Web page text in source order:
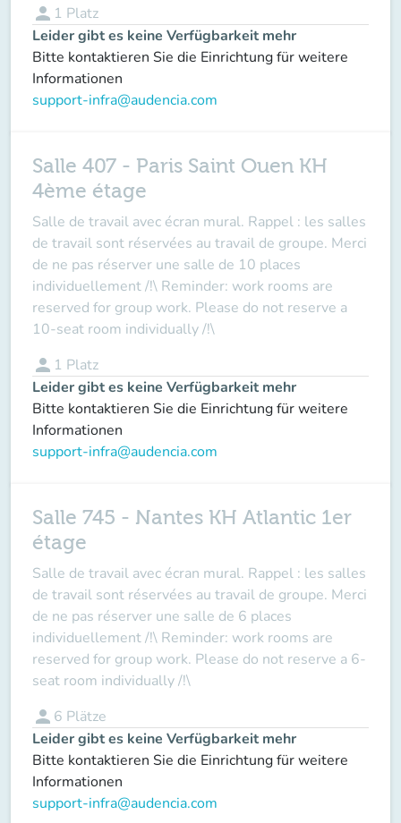
person 1 Platz
Leider gibt es keine Verfügbarkeit mehr
Bitte kontaktieren Sie die Einrichtung für weitere
Informationen
support-infra@audencia.com
Salle 407 - Paris Saint Ouen KH
4ème étage
Salle de travail avec écran mural. Rappel : les salles
de travail sont réservées au travail de groupe. Merci
de ne pas réserver une salle de 10 places
individuellement /!\ Reminder: work rooms are
reserved for group work. Please do not reserve a
10-seat room individually /!\
person 1 Platz
Leider gibt es keine Verfügbarkeit mehr
Bitte kontaktieren Sie die Einrichtung für weitere
Informationen
support-infra@audencia.com
Salle 745 - Nantes KH Atlantic 1er
étage
Salle de travail avec écran mural. Rappel : les salles
de travail sont réservées au travail de groupe. Merci
de ne pas réserver une salle de 6 places
individuellement /!\ Reminder: work rooms are
reserved for group work. Please do not reserve a 6-
seat room individually /!\
person 6 Plätze
Leider gibt es keine Verfügbarkeit mehr
Bitte kontaktieren Sie die Einrichtung für weitere
Informationen
support-infra@audencia.com